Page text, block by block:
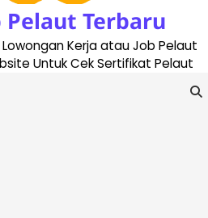
Pelaut Terbaru
Kerja atau Job Pelaut
Untuk Cek Sertifikat Pelaut